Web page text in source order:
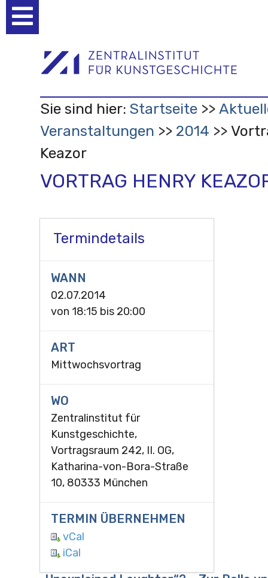
Werkzeuge
Sie sind hier: Startseite
Veranstaltungen
2014
Keazor
VORTRAG HENRY
Termindetails
WANN
02.07.2014
von 18:15 bis 20:00
ART
Mittwochsvortrag
WO
Zentralinstitut für
Kunstgeschichte,
Vortragsraum 242, II. OG,
Katharina-von-Bora-Straße
10, 80333 München
TERMIN ÜBERNEHMEN
vCal
iCal